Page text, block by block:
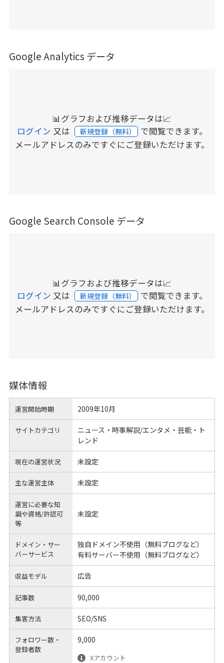
Google Analytics データ
📊グラフおよび推移データは📈
ログイン 又は 新規登録（無料） で閲覧できます。
メールアドレスのみですぐにご登録いただけます。
Google Search Console データ
📊グラフおよび推移データは📈
ログイン 又は 新規登録（無料） で閲覧できます。
メールアドレスのみですぐにご登録いただけます。
媒体情報
運営開始時期 2009年10月
サイトカテゴリ
ニュース・時事解説/エンタメ・芸能・ト
レンド
現在の運営状況 未設定
主な運営主体 未設定
運営に必要な知
識や資格/許認可
等
未設定
ドメイン・サー
バーサービス
独自ドメイン不使用（無料ブログなど）
有料サーバー不使用（無料ブログなど）
収益モデル 広告
記事数 90,000
集客方法 SEO/SNS
フォロワー数・
登録者数
9,000
Xアカウント